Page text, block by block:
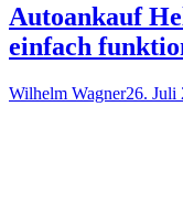
Autoankauf
einfach
Wilhelm Wagner26. Juli